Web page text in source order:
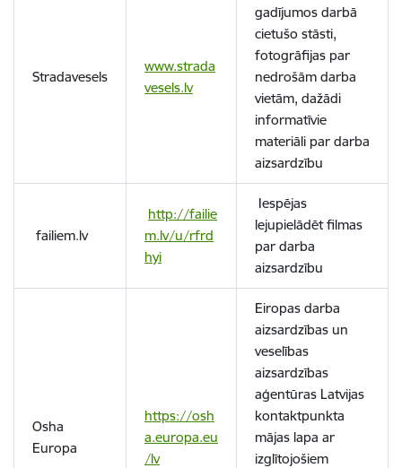
Stradavesels
www.strada
vesels.lv
gadījumos darbā
cietušo stāsti,
fotogrāfijas par
nedrošām darba
vietām, dažādi
informatīvie
materiāli par darba
aizsardzību
failiem.lv
http://failie
m.lv/u/rfrd
hyi
Iespējas
lejupielādēt filmas
par darba
aizsardzību
Osha
Europa
https://osh
a.europa.eu
/lv
Eiropas darba
aizsardzības un
veselības
aizsardzības
aģentūras Latvijas
kontaktpunkta
mājas lapa ar
izglītojošiem